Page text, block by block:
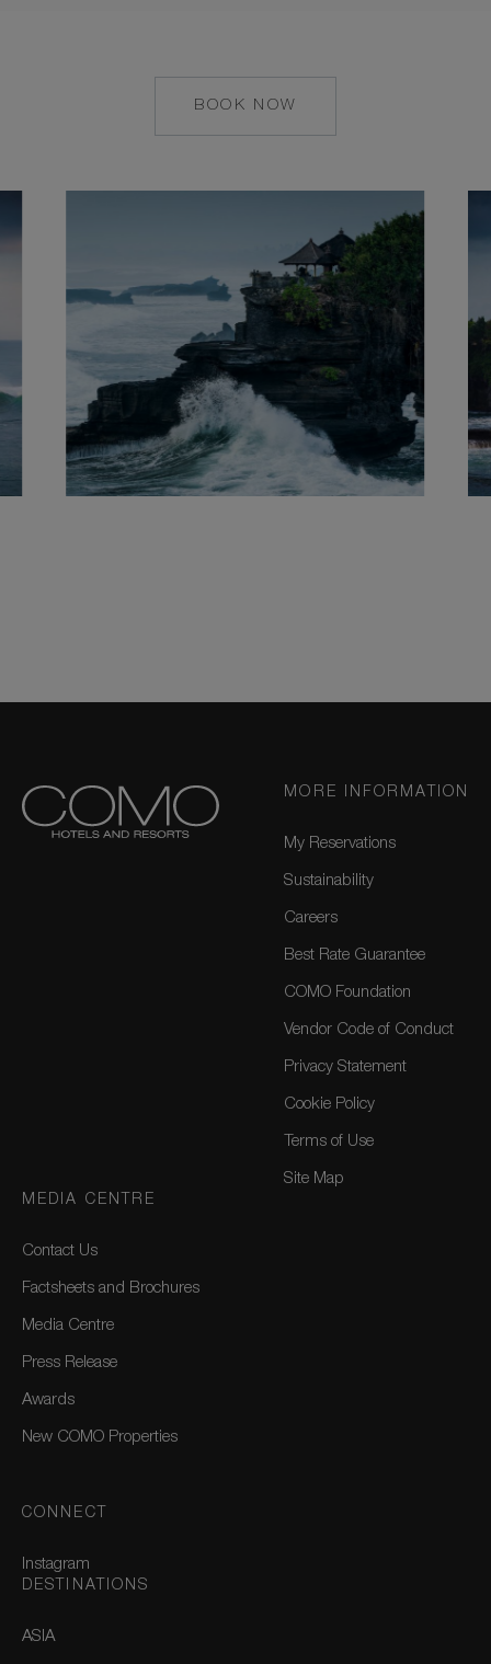
BOOK NOW
MORE INFORMATION
My Reservations
Sustainability
Careers
Best Rate Guarantee
COMO Foundation
Vendor Code of Conduct
Privacy Statement
Cookie Policy
Terms of Use
Site Map
MEDIA CENTRE
Contact Us
Factsheets and Brochures
Media Centre
Press Release
Awards
New COMO Properties
CONNECT
Instagram
DESTINATIONS
ASIA